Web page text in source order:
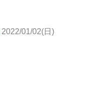
2022/01/02(日)